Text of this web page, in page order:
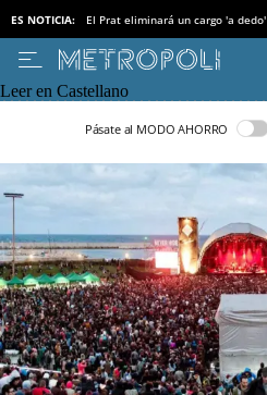
ES NOTICIA: El Prat eliminará un cargo 'a dedo'
Leer en Castellano
Pásate al MODO AHORRO